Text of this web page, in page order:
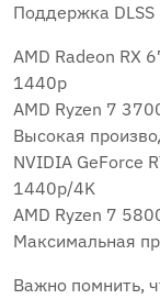
Поддержка DLSS
AMD Radeon RX
1440p
AMD Ryzen 7
Высокая
NVIDIA GeForce
1440p/4K
AMD Ryzen 7
Максимальная
Важно помнить,